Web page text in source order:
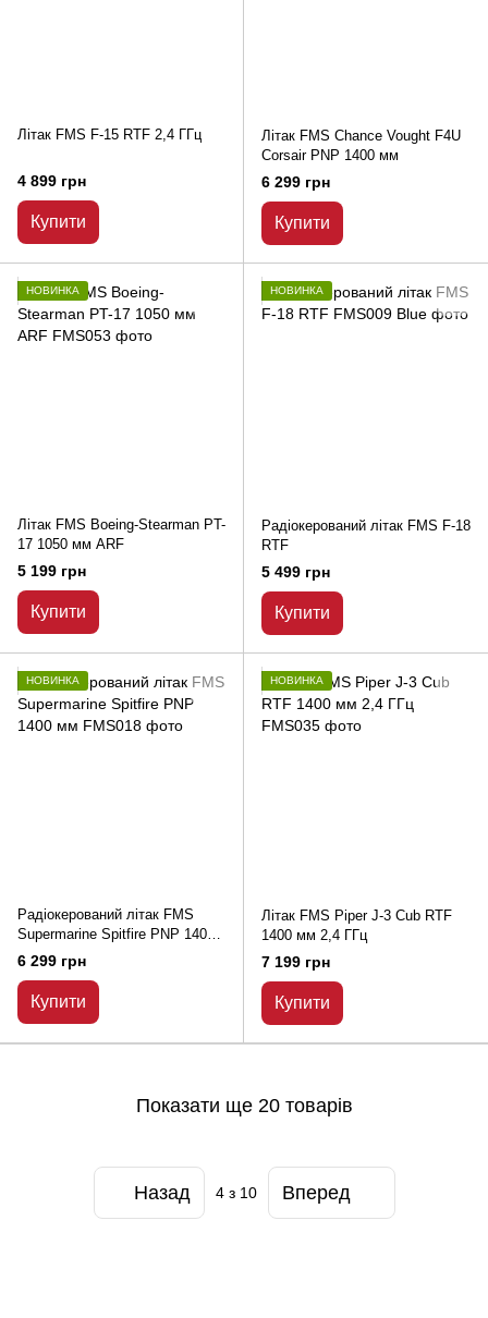
Літак FMS F-15 RTF 2,4 ГГц
4 899 грн
Купити
Літак FMS Chance Vought F4U
Corsair PNP 1400 мм
6 299 грн
Купити
НОВИНКА
Літак FMS Boeing-Stearman PT-
17 1050 мм ARF
5 199 грн
Купити
НОВИНКА
Радіокерований літак FMS F-18
RTF
5 499 грн
Купити
НОВИНКА
Радіокерований літак FMS
Supermarine Spitfire PNP 1400
мм
6 299 грн
Купити
НОВИНКА
Літак FMS Piper J-3 Cub RTF
1400 мм 2,4 ГГц
7 199 грн
Купити
Показати ще 20 товарів
Назад 4з 10 Вперед